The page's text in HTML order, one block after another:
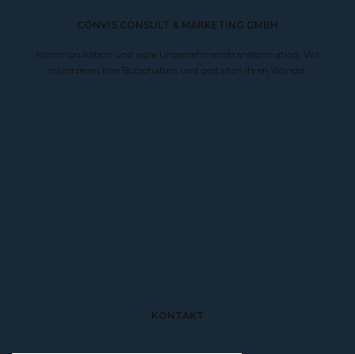
CONVIS CONSULT & MARKETING GMBH
Kommunikation und agile Unternehmenstransformation. Wir
inszenieren Ihre Botschaften und gestalten Ihren Wandel.
KONTAKT